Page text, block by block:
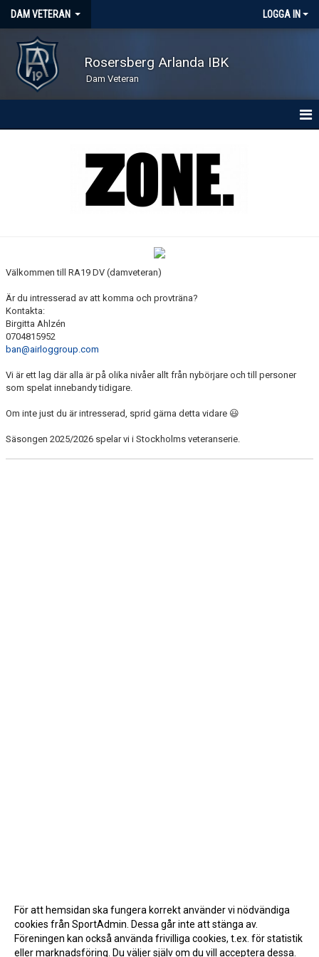
DAM VETERAN LOGGA IN
Rosersberg Arlanda IBK
Dam Veteran
TRUPPEN
BILDGALLERI
DOKUMENT
Välkommen till RA19 DV (damveteran)
Är du intresserad av att komma och provträna?
Kontakta:
Birgitta Ahlzén
0704815952
ban@airloggroup.com
Vi är ett lag där alla är på olika nivåer allt från nybörjare och till personer
som spelat innebandy tidigare.
Om inte just du är intresserad, sprid gärna detta vidare 😃
Säsongen 2025/2026 spelar vi i Stockholms veteranserie.
För att hemsidan ska fungera korrekt använder vi nödvändiga
cookies från SportAdmin. Dessa går inte att stänga av.
Föreningen kan också använda frivilliga cookies, t.ex. för statistik
eller marknadsföring. Du väljer själv om du vill acceptera dessa.